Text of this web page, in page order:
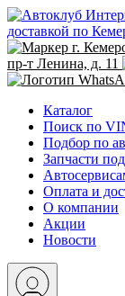
доставкой по
г.
пр-т Ленина, д. 11
Каталог
Поиск по
Подбор по
Запчасти под
Оплата и
О компании
Акции
Новости